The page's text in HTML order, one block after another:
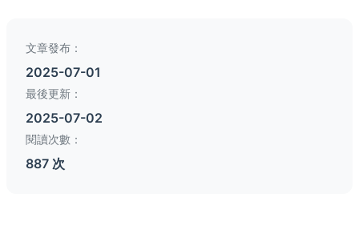
文章發布：
2025-07-01
最後更新：
2025-07-02
閱讀次數：
887 次